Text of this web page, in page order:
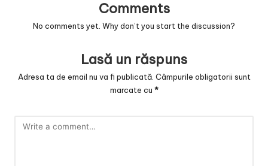
Comments
No comments yet. Why don’t you start the discussion?
Lasă un răspuns
Adresa ta de email nu va fi publicată. Câmpurile obligatorii sunt
marcate cu *